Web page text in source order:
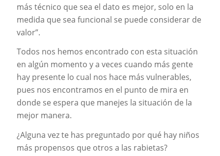
más técnico que sea el dato es mejor, solo en la
medida que sea funcional se puede considerar de
valor”.
Todos nos hemos encontrado con esta situación
en algún momento y a veces cuando más gente
hay presente lo cual nos hace más vulnerables,
pues nos encontramos en el punto de mira en
donde se espera que manejes la situación de la
mejor manera.
¿Alguna vez te has preguntado por qué hay niños
más propensos que otros a las rabietas?